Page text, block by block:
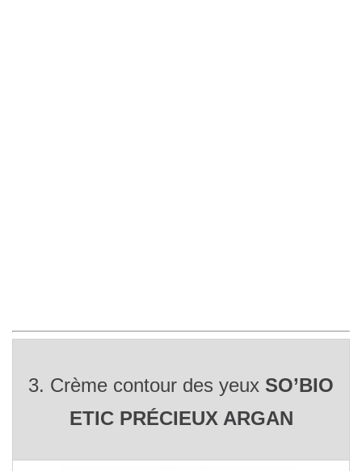
3. Crème contour des yeux SO’BIO
ETIC PRÉCIEUX ARGAN